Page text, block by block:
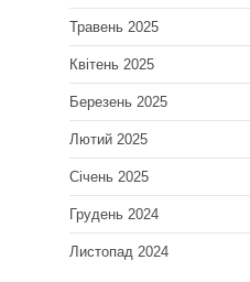
Травень 2025
Квітень 2025
Березень 2025
Лютий 2025
Січень 2025
Грудень 2024
Листопад 2024